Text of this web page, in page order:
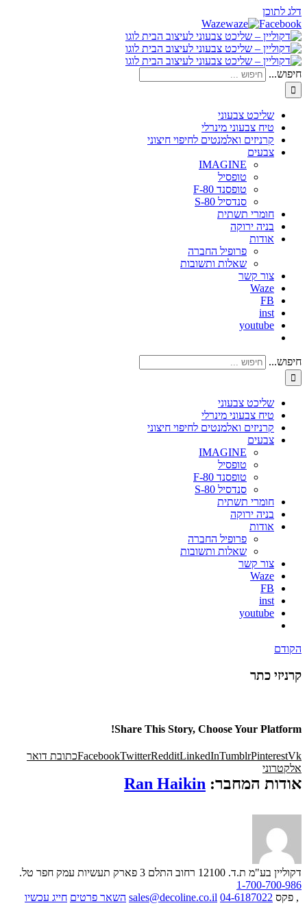
דלג לתוכן
Waze
Facebook
חיפוש...
שליכט צבעוני
טיח צבעוני מינרלי
קרניזים ואלמנטים לחיפוי חיצוני
צבעים
IMAGINE
טופסיל
טופסנד F-80
סנדסיל S-80
חומרי תשתית
בניה ירוקה
אודות
פרופיל החברה
שאלות ותשובות
צור קשר
Waze
FB
inst
youtube
חיפוש...
שליכט צבעוני
טיח צבעוני מינרלי
קרניזים ואלמנטים לחיפוי חיצוני
צבעים
IMAGINE
טופסיל
טופסנד F-80
סנדסיל S-80
חומרי תשתית
בניה ירוקה
אודות
פרופיל החברה
שאלות ותשובות
צור קשר
Waze
FB
inst
youtube
הקודם
קרניזי כתר
Share This Story, Choose Your Platform!
FacebookTwitterRedditLinkedInTumblrPinterestVk
כתובת דואר
אלקטרוני
אודות המחבר: Ran Haikin
דקוליין בע"מ ת.ד. 12100 רחוב התלם 3 פארק תעשיות עמק חפר
טל.
1-700-700-986
, פקס 04-6187022
sales@decoline.co.il השאר פרטים חייג עכשיו